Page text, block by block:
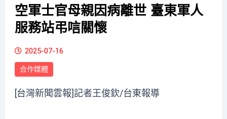
空軍士官母親因病離世 臺東軍人
服務站弔唁關懷
2025-07-16
合作媒體
[台灣新聞雲報]記者王俊欽/台東報導